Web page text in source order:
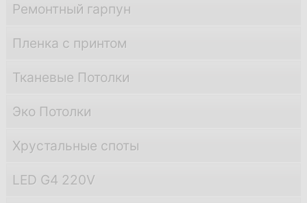
Ремонтный гарпун
Пленка с принтом
Тканевые Потолки
Эко Потолки
Хрустальные споты
LED G4 220V